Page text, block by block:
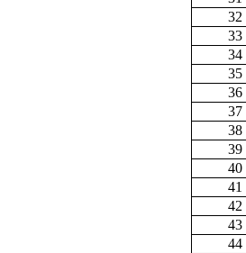
32
33
34
35
36
37
38
39
40
41
42
43
44